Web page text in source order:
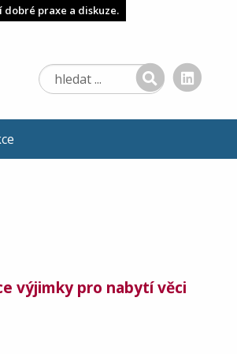
dobré praxe a diskuze.
výjimky pro nabytí věci